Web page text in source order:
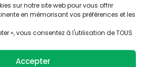
sur notre site web pour vous offrir
en mémorisant vos préférences et les
», vous consentez à l'utilisation de TOUS
Accepter